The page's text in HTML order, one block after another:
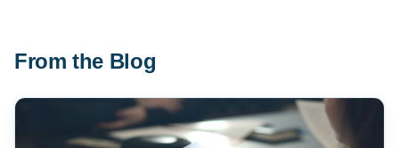
From the Blog